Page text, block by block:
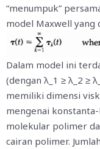
“menumpuk”
model Maxwell yang
Dalam model ini
(dengan λ_1 ≥ λ_2 ≥
memiliki dimensi
mengenai
molekular polimer
cairan polimer.